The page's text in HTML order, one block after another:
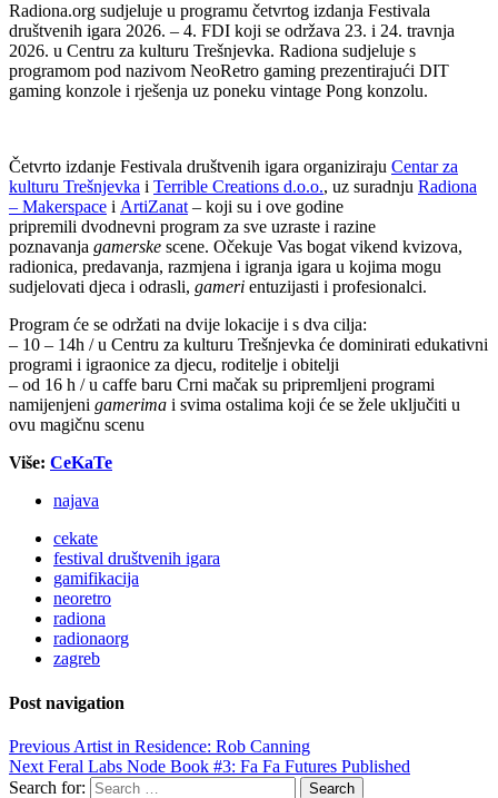
Radiona.org sudjeluje u programu četvrtog izdanja Festivala
društvenih igara 2026. – 4. FDI koji se održava 23. i 24. travnja
2026. u Centru za kulturu Trešnjevka. Radiona sudjeluje s
programom pod nazivom NeoRetro gaming prezentirajući DIT
gaming konzole i rješenja uz poneku vintage Pong konzolu.
Četvrto izdanje Festivala društvenih igara organiziraju Centar za
kulturu Trešnjevka i Terrible Creations d.o.o., uz suradnju Radiona
– Makerspace i ArtiZanat– koji su i ove godine
pripremili dvodnevni program za sve uzraste i razine
poznavanja gamerske scene. Očekuje Vas bogat vikend kvizova,
radionica, predavanja, razmjena i igranja igara u kojima mogu
sudjelovati djeca i odrasli, gameri entuzijasti i profesionalci.
Program će se održati na dvije lokacije i s dva cilja:
– 10 – 14h / u Centru za kulturu Trešnjevka će dominirati edukativni
programi i igraonice za djecu, roditelje i obitelji
– od 16 h / u caffe baru Crni mačak su pripremljeni programi
namijenjeni gamerima i svima ostalima koji će se žele uključiti u
ovu magičnu scenu
Više: CeKaTe
najava
cekate
festival društvenih igara
gamifikacija
neoretro
radiona
radionaorg
zagreb
Post navigation
Previous Artist in Residence: Rob Canning
Next Feral Labs Node Book #3: Fa Fa Futures Published
Search for: